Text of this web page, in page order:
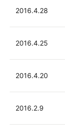
2016.4.28
2016.4.25
2016.4.20
2016.2.9